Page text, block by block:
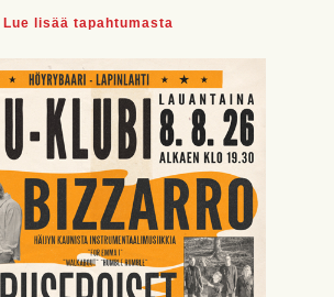
Lue lisää tapahtumasta